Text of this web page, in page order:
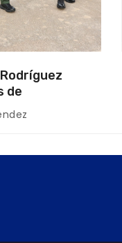
de
Naval
en La